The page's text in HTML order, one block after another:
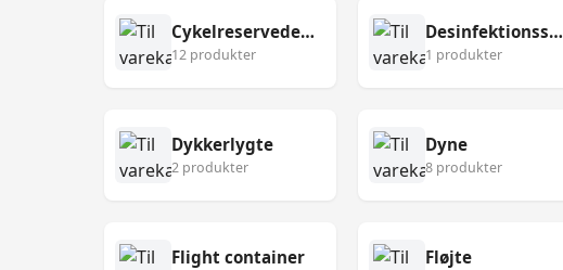
Cykelreservedele
12 produkter
Desinfektionsservietter
1 produkter
Dykkerlygte
2 produkter
Dyne
8 produkter
Flight container Fløjte